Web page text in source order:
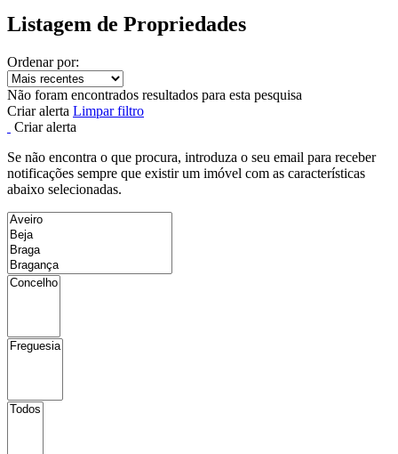
Listagem de Propriedades
Ordenar por:
Não foram encontrados resultados para esta pesquisa
Criar alerta Limpar filtro
Criar alerta
Se não encontra o que procura, introduza o seu email para receber
notificações sempre que existir um imóvel com as características
abaixo selecionadas.